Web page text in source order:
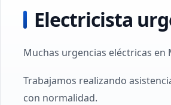
Electricista
Muchas urgencias eléctricas
Trabajamos realizando
con normalidad.